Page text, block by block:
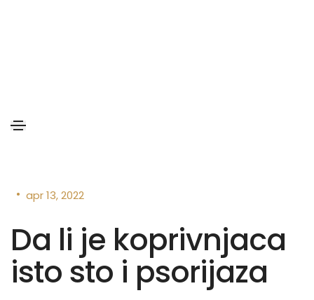
• apr 13, 2022
Da li je koprivnjaca
isto sto i psorijaza